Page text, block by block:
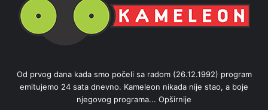
Od prvog dana kada smo počeli sa radom (26.12.1992) program
emitujemo 24 sata dnevno. Kameleon nikada nije stao, a boje
njegovog programa... Opširnije